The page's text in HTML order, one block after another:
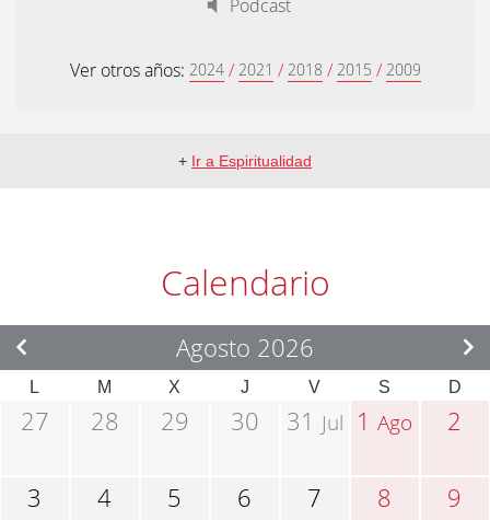
Podcast
Ver otros años: 2024 / 2021 / 2018 / 2015 / 2009
+ Ir a Espiritualidad
Calendario
Agosto 2026
L M X J V S D
27 28 29 30 31 Jul 1Ago 2
3 4 5 6 7 8 9